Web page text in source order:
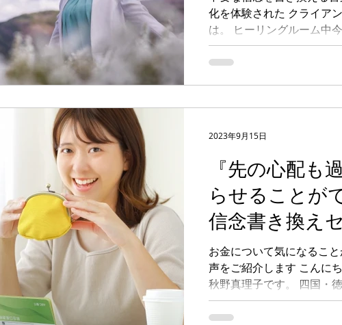
トさんの声
化を体験された クライア
は。 ヒーリングルーム中
島を拠点に オンラインで
て自分自身を自由に生きる
『先の心配も
らせることが
信念書き換え
アントさんの
お金について気になるこ
声をご紹介します こんに
秋野真理子です。 四国・
にもつながり、 魂に目覚
めの変容をスピリチュアル
2023年9月15日